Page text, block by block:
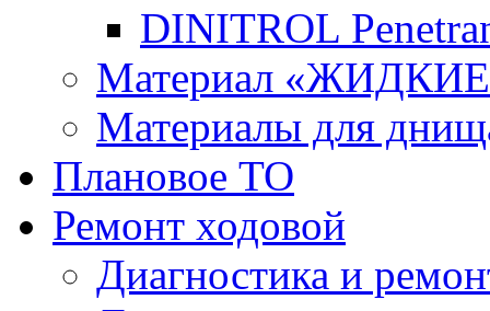
DINITROL
Материал
Материалы для
Плановое ТО
Ремонт ходовой
Диагностика и